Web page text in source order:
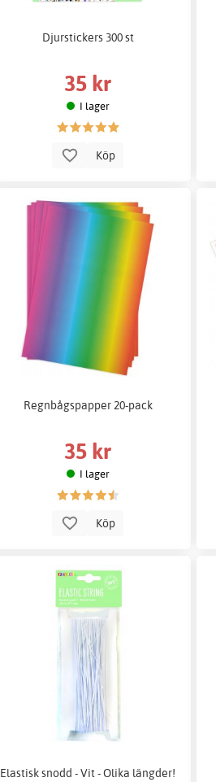
Djurstickers 300 st
35 kr
I lager
Köp
Regnbågspapper 20-pack
35 kr
I lager
Köp
Elastisk snodd - Vit - Olika längder!